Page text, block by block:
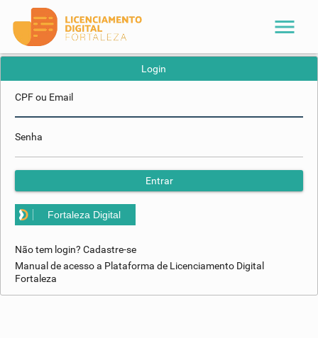
menu
Login
CPF ou Email
Senha
Entrar
Fortaleza Digital
Não tem login? Cadastre-se
Manual de acesso a Plataforma de Licenciamento Digital
Fortaleza